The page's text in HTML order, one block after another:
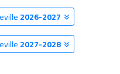
2026-2027
2027-2028